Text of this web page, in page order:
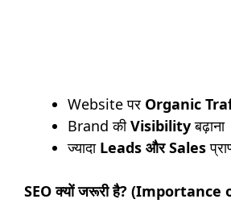
Website पर Organic
Brand कीVisibilityबढ़ाना
ज्यादा Leads और Sales
SEO क्यों जरूरी है?